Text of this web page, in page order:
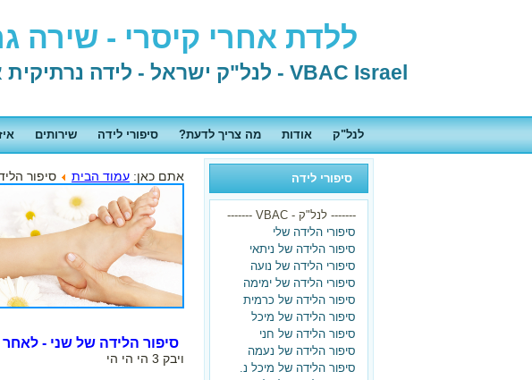
ללדת אחרי קיסרי - שירה
VBAC Israel - לנל"ק ישראל - לידה נרתיקית אחרי קיסרי
לנל"ק אודות מה צריך לדעת? סיפורי לידה שירותים
סיפורי לידה
------- לנל"ק - VBAC -------
סיפורי הלידה שלי
סיפור הלידה של ניתאי
סיפורי הלידה של נועה
סיפורי הלידה של ימימה
סיפור הלידה של כרמית
סיפור הלידה של מיכל
סיפור הלידה של חני
סיפור הלידה של נעמה
סיפור הלידה של מיכל נ.
אתם כאן: עמוד הבית סיפור
סיפור הלידה של שני - לאחר 3 ניתוחים קיסריים
ויבק 3 הי הי הי